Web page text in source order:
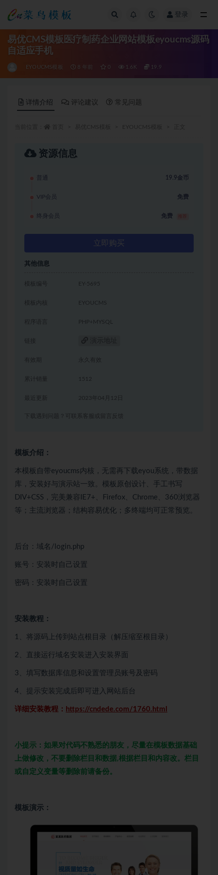
登录
易优CMS模板医疗制药企业网站模板eyoucms源码
自适应手机
EYOUCMS模板 8 年前 0 1.6K 19.9
详情介绍 评论建议 常见问题
资源信息
普通 19.9金币
VIP会员 免费
终身会员 免费
立即购买
其他信息
模板编号 EY-5695
模板内核 EYOUCMS
程序语言 PHP+MYSQL
链接
有效期 永久有效
累计销量 1512
2023年04月12日
下载遇到问题？可联系客服或留言反馈
模板介绍：
本模板自带eyoucms内核，无需再下载eyou系统，带数据
库，安装好与演示站一致。模板原创设计、手工书写
DIV+CSS，完美兼容IE7+、Firefox、Chrome、360浏览器
等；主流浏览器；结构容易优化；多终端均可正常预览。
后台：域名/login.php
账号：安装时自己设置
密码：安装时自己设置
安装教程：
1、将源码上传到站点根目录（解压缩至根目录）
2、直接运行域名安装进入安装界面
3、填写数据库信息和设置管理员账号及密码
4、提示安装完成后即可进入网站后台
详细安装教程： https://cndede.com/1760.html
小提示：如果对代码不熟悉的朋友，尽量在模板数据基础
上做修改，不要删除栏目和数据,根据栏目和内容改。栏目
或自定义变量等删除前请备份。
模板演示：